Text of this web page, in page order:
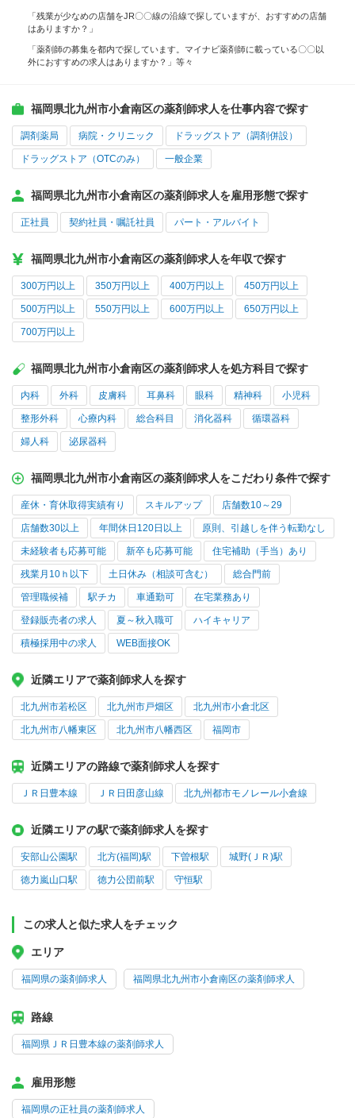
「残業が少なめの店舗をJR〇〇線の沿線で探していますが、おすすめの店舗
はありますか？」
「薬剤師の募集を都内で探しています。マイナビ薬剤師に載っている〇〇以
外におすすめの求人はありますか？」等々
福岡県北九州市小倉南区の薬剤師求人を仕事内容で探す
調剤薬局 病院・クリニック ドラッグストア（調剤併設）
ドラッグストア（OTCのみ） 一般企業
福岡県北九州市小倉南区の薬剤師求人を雇用形態で探す
正社員 契約社員・嘱託社員 パート・アルバイト
福岡県北九州市小倉南区の薬剤師求人を年収で探す
300万円以上 350万円以上 400万円以上 450万円以上
500万円以上 550万円以上 600万円以上 650万円以上
700万円以上
福岡県北九州市小倉南区の薬剤師求人を処方科目で探す
内科 外科 皮膚科 耳鼻科 眼科 精神科 小児科
整形外科 心療内科 総合科目 消化器科 循環器科
婦人科 泌尿器科
福岡県北九州市小倉南区の薬剤師求人をこだわり条件で探す
産休・育休取得実績有り スキルアップ 店舗数10～29
店舗数30以上 年間休日120日以上 原則、引越しを伴う転勤なし
未経験者も応募可能 新卒も応募可能 住宅補助（手当）あり
残業月10ｈ以下 土日休み（相談可含む） 総合門前
管理職候補 駅チカ 車通勤可 在宅業務あり
登録販売者の求人 夏～秋入職可 ハイキャリア
積極採用中の求人 WEB面接OK
近隣エリアで薬剤師求人を探す
北九州市若松区 北九州市戸畑区 北九州市小倉北区
北九州市八幡東区 北九州市八幡西区 福岡市
近隣エリアの路線で薬剤師求人を探す
ＪＲ日豊本線 ＪＲ日田彦山線 北九州都市モノレール小倉線
近隣エリアの駅で薬剤師求人を探す
安部山公園駅 北方(福岡)駅 下曽根駅 城野(ＪＲ)駅
徳力嵐山口駅 徳力公団前駅 守恒駅
この求人と似た求人をチェック
エリア
福岡県の薬剤師求人 福岡県北九州市小倉南区の薬剤師求人
路線
福岡県ＪＲ日豊本線の薬剤師求人
雇用形態
福岡県の正社員の薬剤師求人